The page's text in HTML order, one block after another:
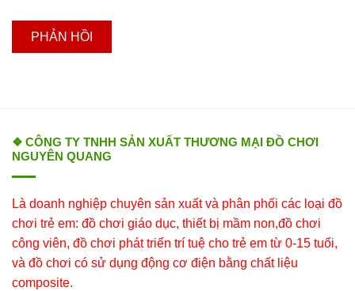
❖ CÔNG TY TNHH SẢN XUẤT THƯƠNG MẠI ĐỒ CHƠI
NGUYÊN QUANG
Là doanh nghiệp chuyên sản xuất và phân phối các loại đồ
chơi trẻ em: đồ chơi giáo dục, thiết bị mầm non,đồ chơi
công viên, đồ chơi phát triển trí tuệ cho trẻ em từ 0-15 tuổi,
và đồ chơi có sử dụng động cơ điện bằng chất liệu
composite.